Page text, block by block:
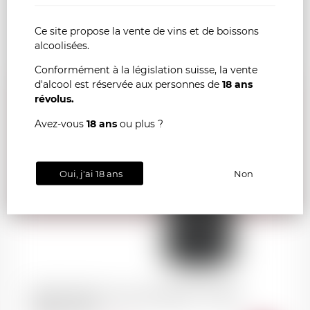
39.90
Ce site propose la vente de vins et de boissons
alcoolisées.
Conformément à la législation suisse, la vente
d'alcool est réservée aux personnes de 18 ans
révolus.
Avez-vous 18 ans ou plus ?
Oui, j'ai 18 ans Non